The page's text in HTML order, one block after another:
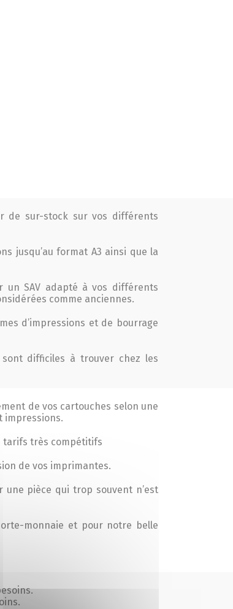
de sur-stock sur vos différents
jusqu’au format A3 ainsi que la
un SAV adapté à vos différents
comme anciennes.
d’impressions et de bourrage
difficiles à trouver chez les
de vos cartouches selon une
impressions.
tarifs très compétitifs
de vos imprimantes.
pièce qui trop souvent n’est
monnaie et pour notre belle